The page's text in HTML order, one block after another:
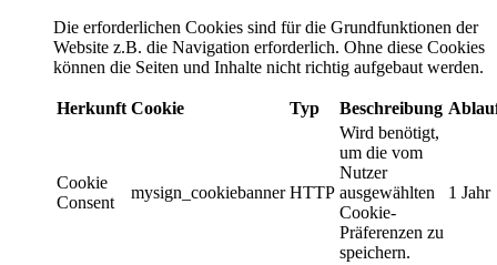
Die erforderlichen Cookies sind für die Grundfunktionen der
Website z.B. die Navigation erforderlich. Ohne diese Cookies
können die Seiten und Inhalte nicht richtig aufgebaut werden.
Herkunft Cookie Typ Beschreibung
Cookie
Consent
mysign_cookiebanner HTTP
Wird benötigt,
um die vom
Nutzer
ausgewählten
Cookie-
Präferenzen zu
speichern.
1 Jahr